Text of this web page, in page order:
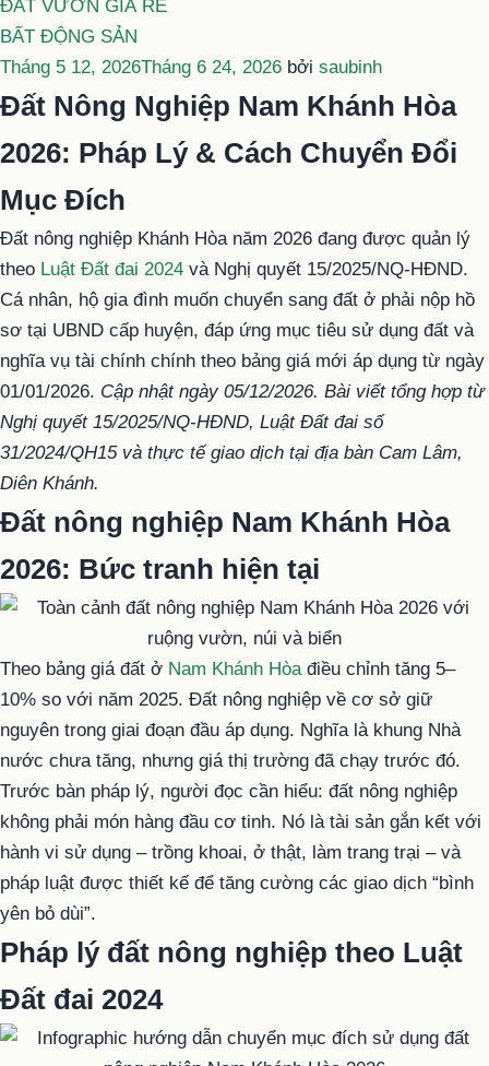
ĐẤT VƯỜN GIÁ RẺ
BẤT ĐỘNG SẢN
Đăng
trong
Tháng 5 12, 2026Tháng 6 24, 2026 bởi saubinh
Đất Nông Nghiệp Nam Khánh Hòa
2026: Pháp Lý & Cách Chuyển Đổi
Mục Đích
Đất nông nghiệp Khánh Hòa năm 2026 đang được quản lý
theo Luật Đất đai 2024 và Nghị quyết 15/2025/NQ-HĐND.
Cá nhân, hộ gia đình muốn chuyển sang đất ở phải nộp hồ
sơ tại UBND cấp huyện, đáp ứng mục tiêu sử dụng đất và
nghĩa vụ tài chính chính theo bảng giá mới áp dụng từ ngày
01/01/2026. Cập nhật ngày 05/12/2026. Bài viết tổng hợp từ
Nghị quyết 15/2025/NQ-HĐND, Luật Đất đai số
31/2024/QH15 và thực tế giao dịch tại địa bàn Cam Lâm,
Diên Khánh.
Đất nông nghiệp Nam Khánh Hòa
2026: Bức tranh hiện tại
Theo bảng giá đất ở Nam Khánh Hòađiều chỉnh tăng 5–
10% so với năm 2025. Đất nông nghiệp về cơ sở giữ
nguyên trong giai đoạn đầu áp dụng. Nghĩa là khung Nhà
nước chưa tăng, nhưng giá thị trường đã chạy trước đó.
Trước bàn pháp lý, người đọc cần hiểu: đất nông nghiệp
không phải món hàng đầu cơ tinh. Nó là tài sản gắn kết với
hành vi sử dụng – trồng khoai, ở thật, làm trang trại – và
pháp luật được thiết kế để tăng cường các giao dịch “bình
yên bỏ dùi”.
Pháp lý đất nông nghiệp theo Luật
Đất đai 2024